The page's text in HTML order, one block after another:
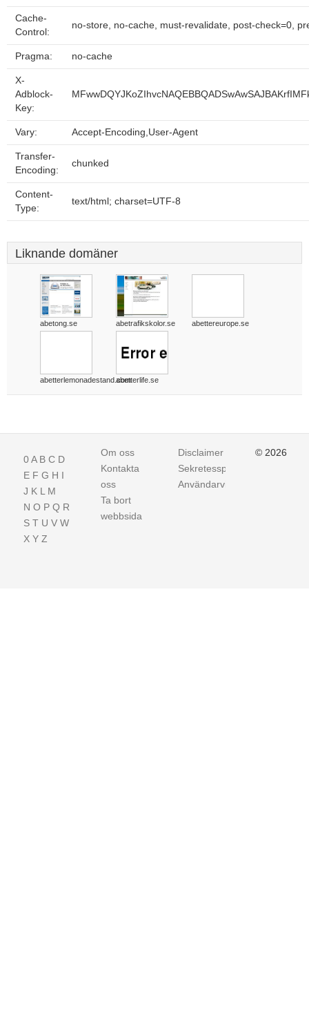
Cache-
Control:
no-store, no-cache, must-revalidate, post-check=0,
Pragma: no-cache
X-
Adblock-
Key:
Vary: Accept-Encoding,User-Agent
Transfer-
Encoding:
chunked
Content-
Type:
text/html; charset=UTF-8
Liknande domäner
abetong.se abetrafikskolor.se abettereurope.se
abetterlemonadestand.comabetterlife.se
0A B C D
E F G H I
J K L M
N O P Q R
S T U V W
X Y Z
Om oss
Kontakta
oss
Ta bort
webbsida
Disclaimer
Sekretesspolicy
Användarvillkor
© 2026